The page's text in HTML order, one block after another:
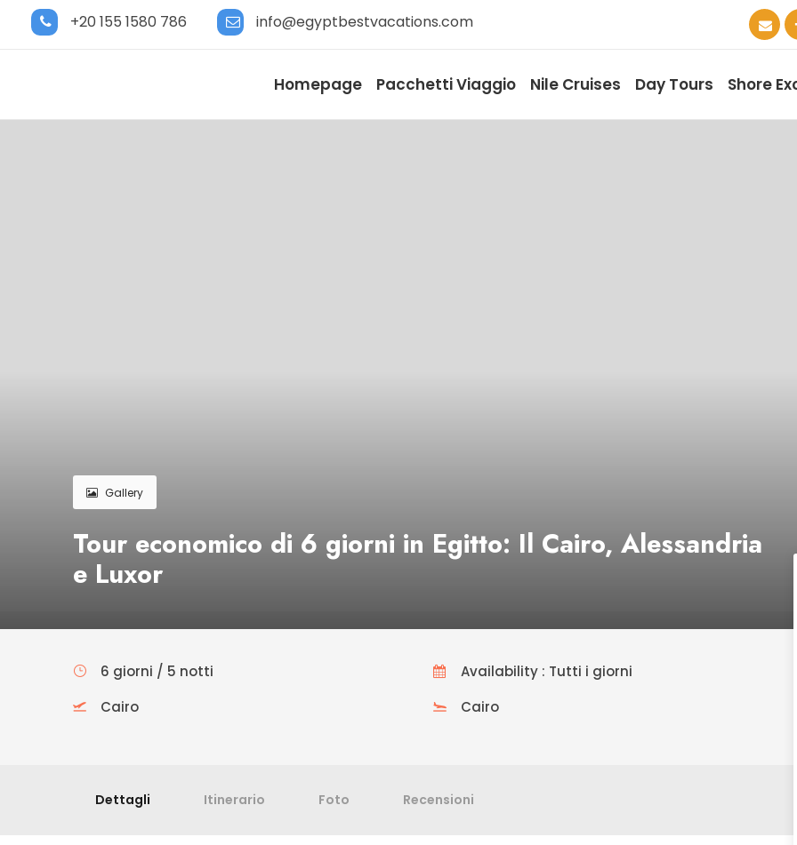
+20 155 1580 786 info@egyptbestvacations.com
Homepage Pacchetti Viaggio Nile Cruises Day Tours Shore
Gallery
Tour economico di 6 giorni in Egitto: Il Cairo, Alessandria
e Luxor
6 giorni / 5 notti
Availability : Tutti i giorni
Cairo
Cairo
Dettagli Itinerario Foto Recensioni